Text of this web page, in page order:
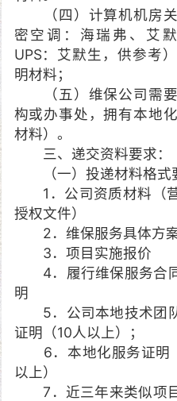
（四）计算机机房关
密空调：海瑞弗、艾
UPS：艾默生，供参考
明材料；
（五）维保公司需要
构或办事处，拥有本地
材料）。
三、递交资料要求：
（一）投递材料格式
1．公司资质材料（营
授权文件）
2．维保服务具体方案
3．项目实施报价
4．履行维保服务合同
明
5．公司本地技术团队
证明（10人以上）；
6．本地化服务证明
以上）
7．近三年来类似项目